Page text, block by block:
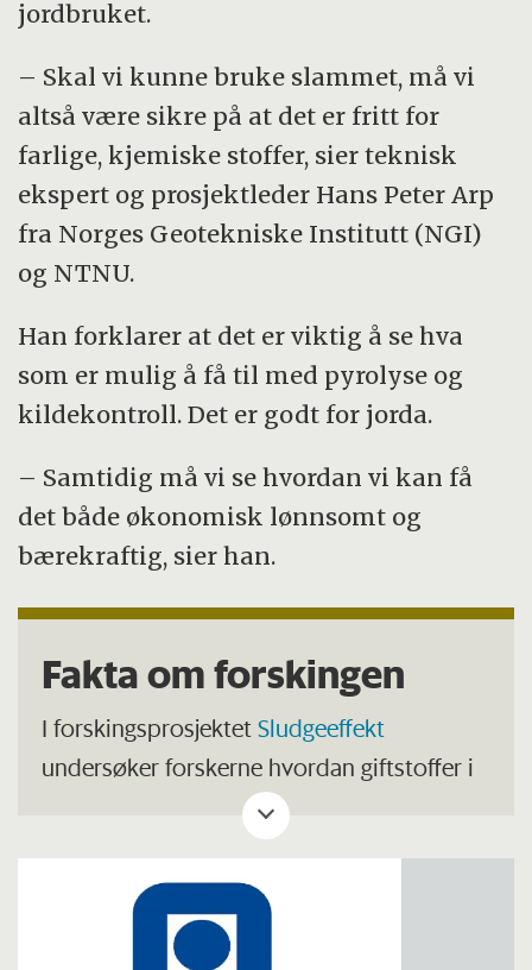
jordbruket.
– Skal vi kunne bruke slammet, må vi
altså være sikre på at det er fritt for
farlige, kjemiske stoffer, sier teknisk
ekspert og prosjektleder Hans Peter Arp
fra Norges Geotekniske Institutt (NGI)
og NTNU.
Han forklarer at det er viktig å se hva
som er mulig å få til med pyrolyse og
kildekontroll. Det er godt for jorda.
– Samtidig må vi se hvordan vi kan få
det både økonomisk lønnsomt og
bærekraftig, sier han.
Fakta om forskingen
I forskingsprosjektetSludgeeffekt
undersøker forskerne hvordan giftstoffer i
kloakkslam og en del annet avfall kan
fjernes ved hjelp av varmebehandling,
Disse er med i prosjektet: NGI, NTNU,